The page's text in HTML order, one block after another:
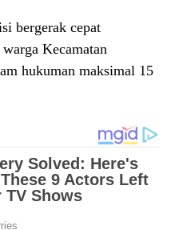
bergerak cepat
Kecamatan
hukuman maksimal 15